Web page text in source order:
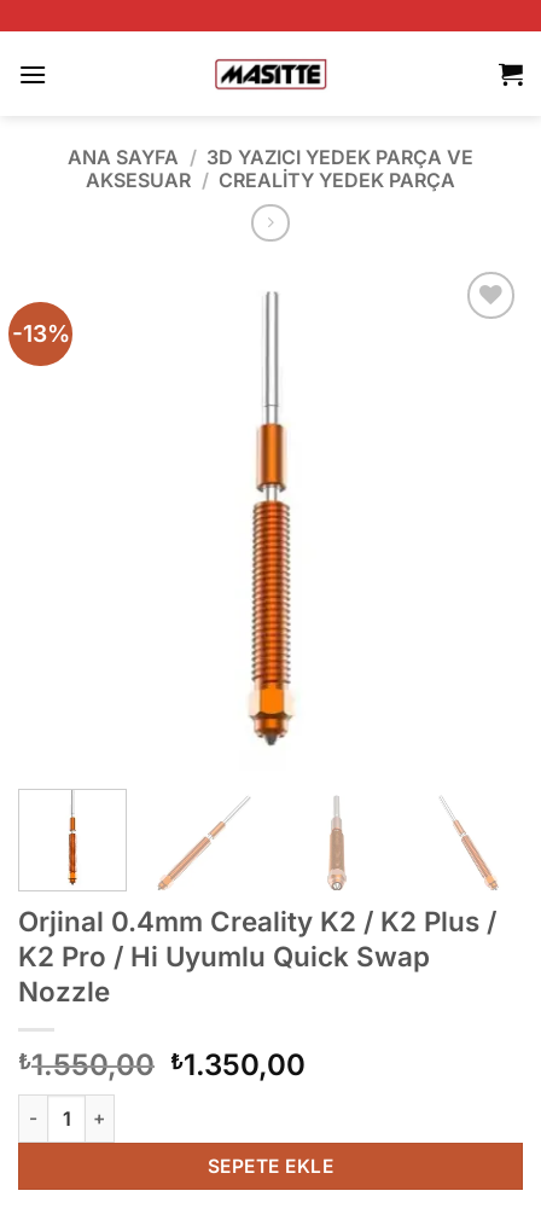
ANA SAYFA / 3D YAZICI YEDEK PARÇA VE
AKSESUAR / CREALITY YEDEK PARÇA
-13%
Orjinal 0.4mm Creality K2 / K2 Plus /
K2 Pro / Hi Uyumlu Quick Swap
Nozzle
₺1.550,00 Orijinal
₺1.350,00
₺1.350,00.
Orjinal 0.4mm Creality K2 / K2 Plus / K2 Pro / Hi Uyumlu
SEPETE EKLE